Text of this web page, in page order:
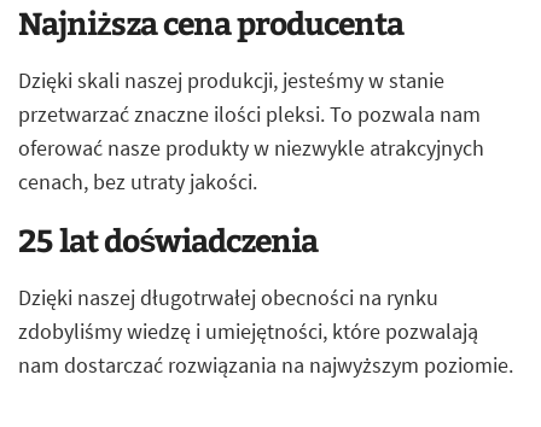
Najniższa cena producenta
Dzięki skali naszej produkcji, jesteśmy w stanie
przetwarzać znaczne ilości pleksi. To pozwala nam
oferować nasze produkty w niezwykle atrakcyjnych
cenach, bez utraty jakości.
25 lat doświadczenia
Dzięki naszej długotrwałej obecności na rynku
zdobyliśmy wiedzę i umiejętności, które pozwalają
nam dostarczać rozwiązania na najwyższym poziomie.